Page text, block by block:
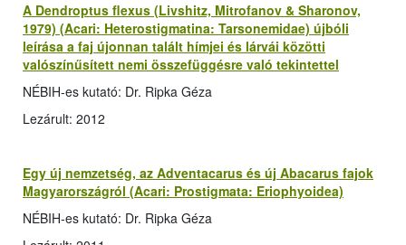
A Dendroptus flexus (Livshitz, Mitrofanov & Sharonov,
1979) (Acari: Heterostigmatina: Tarsonemidae) újbóli
leírása a faj újonnan talált hímjei és lárvái közötti
valószínűsített nemi összefüggésre való tekintettel
NÉBIH-es kutató: Dr. Ripka Géza
Lezárult: 2012
Egy új nemzetség, az Adventacarus és új Abacarus fajok
Magyarországról (Acari: Prostigmata: Eriophyoidea)
NÉBIH-es kutató: Dr. Ripka Géza